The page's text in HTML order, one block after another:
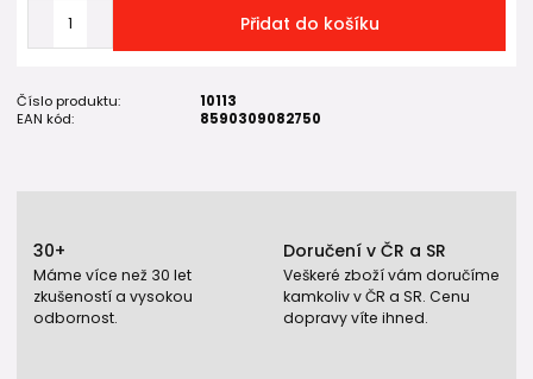
Přidat do košíku
Číslo produktu:
10113
EAN kód:
8590309082750
30+
Máme více než 30 let
zkušeností a vysokou
odbornost.
Doručení v ČR a SR
Veškeré zboží vám doručíme
kamkoliv v ČR a SR. Cenu
dopravy víte ihned.